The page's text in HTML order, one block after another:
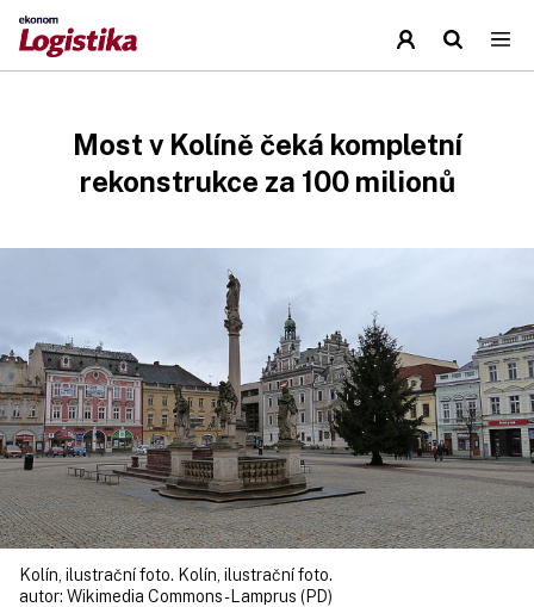
Most v Kolíně čeká kompletní
rekonstrukce za 100 milionů
Kolín, ilustrační foto. Kolín, ilustrační foto.
autor: Wikimedia Commons - Lamprus (PD)